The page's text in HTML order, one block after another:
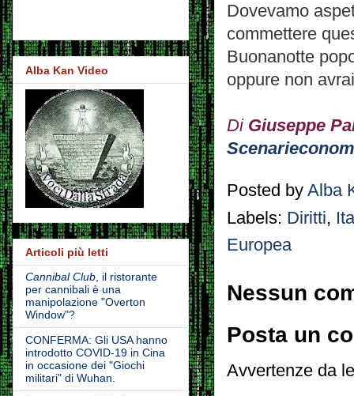
Dovevamo
commettere
Buonanotte
oppure non
DiGiuseppe
Posted by Alba
Labels: Diritti,
Europea
Nessun
Posta un
Avvertenze da
Alba Kan Video
Articoli più letti
Cannibal Club, il ristorante
per cannibali è una
manipolazione "Overton
Window"?
CONFERMA: Gli USA hanno
introdotto COVID-19 in Cina
in occasione dei "Giochi
militari" di Wuhan.